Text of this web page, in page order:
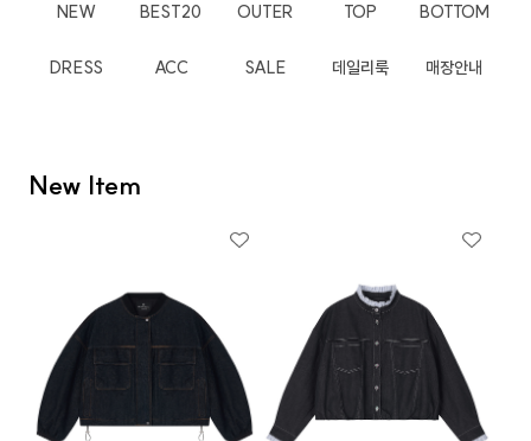
NEW BEST20 OUTER TOP BOTTOM
DRESS ACC SALE 데일리룩 매장안내
New Item